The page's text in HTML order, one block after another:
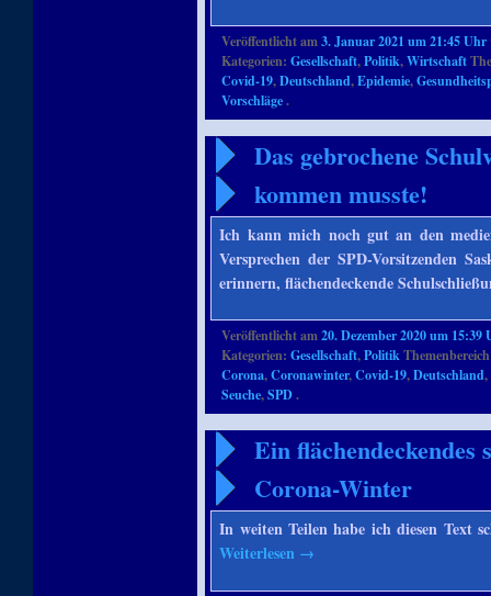
Veröffentlicht am3. Januar 2021 um 21:45 Uhr
Kategorien:Gesellschaft,Politik,Wirtschaft
Covid-19,Deutschland,Epidemie,
Vorschläge.
Das gebrochene
kommen musste!
Ich kann mich noch gut an den
Versprechen der SPD-Vorsitzenden
erinnern, flächendeckende
Veröffentlicht am20. Dezember 2020 um 15:39
Kategorien:Gesellschaft,Politik
Corona,Coronawinter,Covid-19,Deutschland,
Seuche,SPD.
Ein flächendeckendes
Corona-Winter
In weiten Teilen habe ich diesen Text
Weiterlesen →